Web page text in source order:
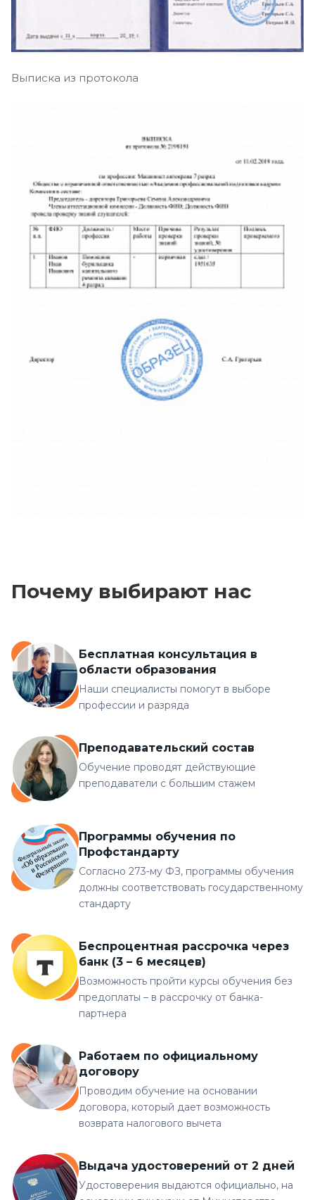
Выписка из протокола
Почему выбирают нас
Бесплатная консультация в
области образования
Наши специалисты помогут в выборе
профессии и разряда
Преподавательский состав
Обучение проводят действующие
преподаватели с большим стажем
Программы обучения по
Профстандарту
Согласно 273-му ФЗ, программы обучения
должны соответствовать государственному
стандарту
Беспроцентная рассрочка через
банк (3 – 6 месяцев)
Возможность пройти курсы обучения без
предоплаты – в рассрочку от банка-
партнера
Работаем по официальному
договору
Проводим обучение на основании
договора, который дает возможность
возврата налогового вычета
Выдача удостоверений от 2 дней
Удостоверения выдаются официально, на